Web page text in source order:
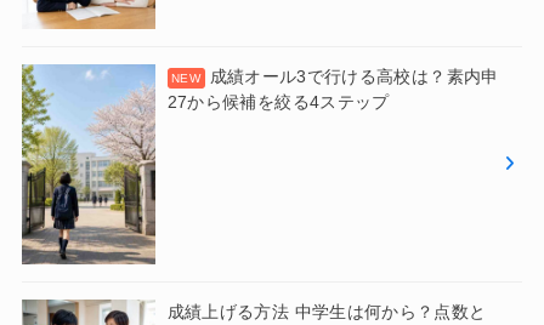
成績オール3で行ける高校は？素内申
27から候補を絞る4ステップ
成績上げる方法 中学生は何から？点数と